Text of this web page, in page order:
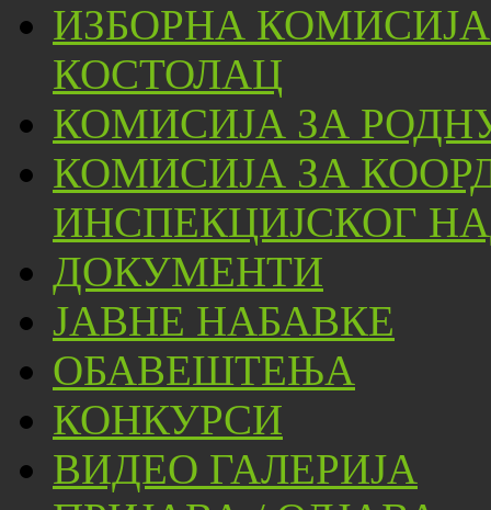
ИЗБОРНА
КОСТОЛАЦ
КОМИСИЈА ЗА
КОМИСИЈА ЗА
ИНСПЕКЦИЈСКОГ
ДОКУМЕНТИ
ЈАВНЕ НАБАВКЕ
ОБАВЕШТЕЊА
КОНКУРСИ
ВИДЕО ГАЛЕРИЈА